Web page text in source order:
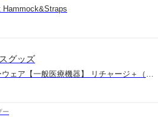
Hammock&Straps
グッズ
リカバリーウェア【一般医療機器】 リチャージ＋（半袖）
ー